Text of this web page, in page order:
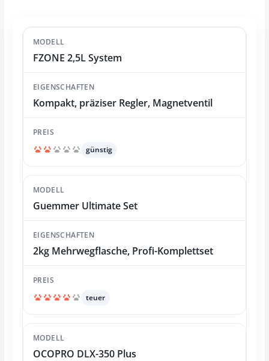
FZONE 2,5L System
Kompakt, präziser Regler, Magnetventil
günstig
Guemmer Ultimate Set
2kg Mehrwegflasche, Profi-Komplettset
teuer
OCOPRO DLX-350 Plus